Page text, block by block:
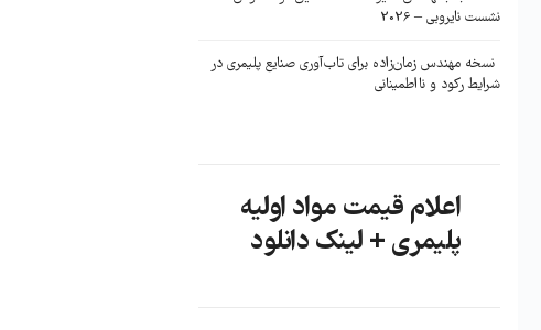
نشست نایروبی – 2026
نسخه مهندس زمان‌زاده برای تاب‌آوری صنایع پلیمری در
شرایط رکود و نااطمینانی
اعلام قیمت مواد اولیه
پلیمری + لینک دانلود